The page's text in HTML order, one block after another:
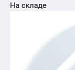
На складе